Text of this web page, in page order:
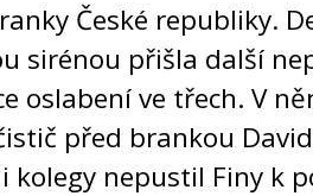
České republiky.
sirénou přišla další
oslabení ve třech. V
před brankou
kolegy nepustil Finy k